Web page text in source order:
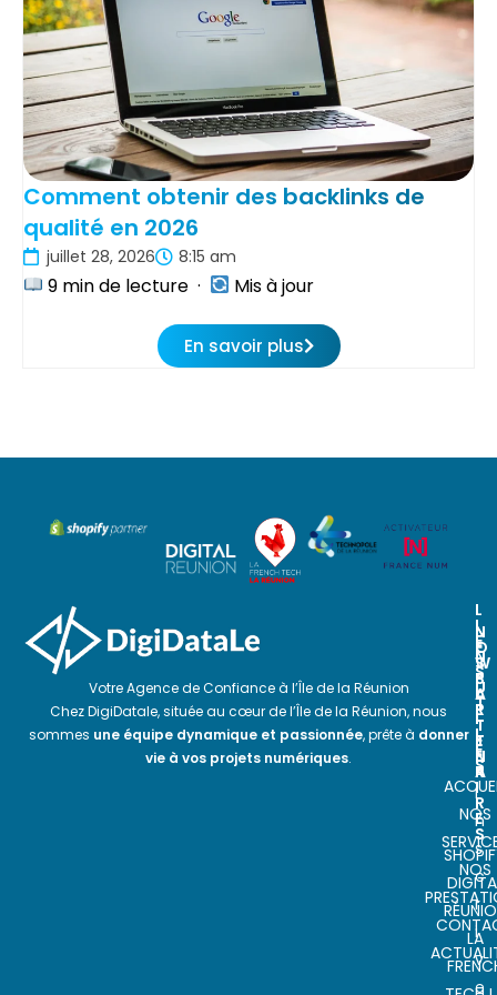
Comment obtenir des backlinks de
qualité en 2026
juillet 28, 2026 8:15 am
9 min de lecture · Mis à jour
En savoir plus
Votre Agence de Confiance à l’Île de la Réunion
Chez DigiDatale, située au cœur de l’Île de la Réunion, nous
sommes une équipe dynamique et passionnée, prête à donner
vie à vos projets numériques.
L
I
E
N
S
U
T
I
L
E
S
NOS
NOS
N
O
S
P
A
R
T
E
N
A
I
R
E
S
LA
N
E
W
S
L
E
T
T
E
R
I
n
s
c
r
i
v
e